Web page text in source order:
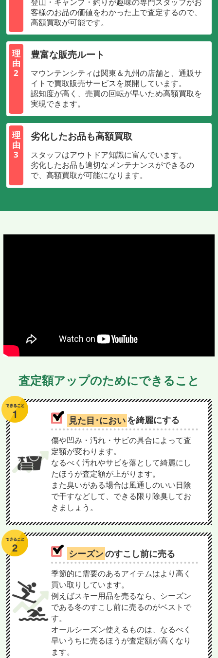
客様のお品の価値をわかった上で査定するので、
高額買取が可能です。
理
由
2
豊富な販売ルート
マウンテンシティは関東＆九州の店舗と、通販サ
イトで買取販売サービスを展開しています。
認知度が高く、売買の回転が早いため高額買取を
実現できます。
理
由
3
劣化したお品も高額買取
スタッフはアウトドア知識に富んでいます。
劣化したお品も適切なメンテナンスができるの
で、高額買取が可能になります。
査定額アップのためにできること
見た目･におい を綺麗にする
傷や凹み・汚れ・サビの具合によって査
定額が変わります。
なるべく汚れやサビを落として綺麗にし
たほうが査定額が上がります。
また臭いがある場合は風通しのいい日陰
で干すなどして、できる限り除臭してお
きましょう。
シーズンのすこし前に売る
季節的に需要のあるアイテムはより高く
買い取りしています。
例えばスキー用品を売るなら、シーズン
である冬のすこし前に売るのがベストで
す。
オールシーズン使えるものは、なるべく
早いうちに売るほうが査定額が高くなり
ます。